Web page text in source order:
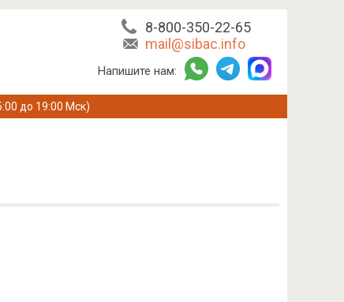
8-800-350-22-65
mail@sibac.info
Напишите нам:
до 19:00 Мск)